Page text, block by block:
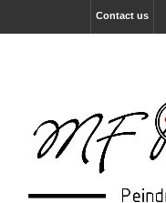
Contact us